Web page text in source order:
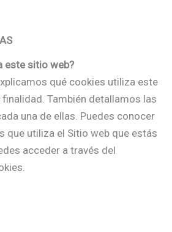
este sitio web?
qué cookies utiliza este
También detallamos las
una de ellas. Puedes conocer
que utiliza el Sitio web que estás
acceder a través del